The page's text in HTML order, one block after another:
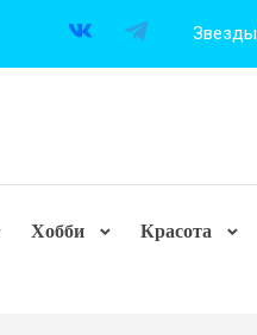
Звезды
Хобби Красота